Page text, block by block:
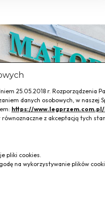
25.05.2018 r. Rozporządzenia
danych osobowych, w
https://
z akceptacją tych
pliki cookies.
na wykorzystywanie plików